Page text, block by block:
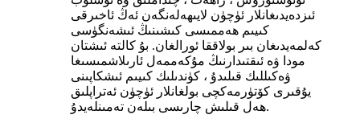
ئىزدەيدىغانلار ئۈچۈن لايىھەلەنگەن ئەڭ ئاخىرقى
كىيىم ھەممىسى كىشىنىڭ ئىشەنگۈسى
كەلمەيدىغان بىر بولاققا ئورالغان. بۇ كالتە ئىشتان
مودا ۋە ئىقتىدارنىڭ مۇكەممەل ئارىلاشمىسىغا
ۋەكىللىك قىلىدۇ ، كۈندىلىك كىيىم ئىشكاپىنى
يۇقىرى كۆتۈرمەكچى بولغانلار ئۈچۈن ئەتراپلىق
ھەل قىلىش چارىسى بىلەن تەمىنلەيدۇ.